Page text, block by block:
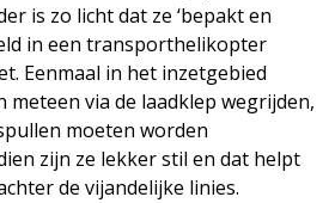
is zo licht dat ze ‘bepakt en
in een transporthelikopter
Eenmaal in het inzetgebied
meteen via de laadklep wegrijden,
moeten worden
zijn ze lekker stil en dat helpt
de vijandelijke linies.